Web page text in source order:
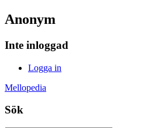
Anonym
Inte inloggad
Logga in
Mellopedia
Sök